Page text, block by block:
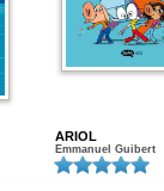
ARIOL
Emmanuel Guibert